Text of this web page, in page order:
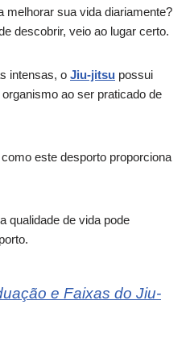
melhorar sua vida diariamente?
descobrir, veio ao lugar certo.
intensas, o Jiu-jitsu possui
ao ser praticado de
este desporto proporciona
qualidade de vida pode
e Faixas do Jiu-